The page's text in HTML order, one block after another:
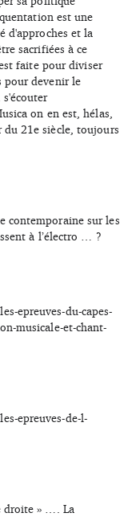
est une
d'approches et la
sacrifiées à ce
faite pour diviser
pour devenir le
on en est, hélas,
21e siècle, toujours
contemporaine sur les
à l’électro … ?
epreuves-du-capes-
musicale-et-chant-
epreuves-de-l-
droite » …. La